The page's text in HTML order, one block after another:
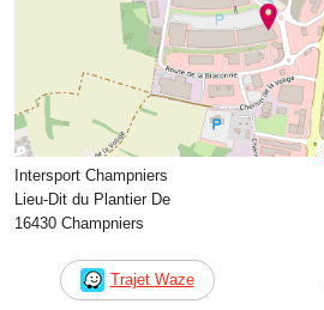
Intersport Champniers
Lieu-Dit du Plantier De
16430 Champniers
Trajet Waze